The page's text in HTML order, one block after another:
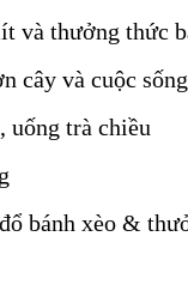
và thưởng thức
cây và cuộc
uống trà chiều
bánh xèo &